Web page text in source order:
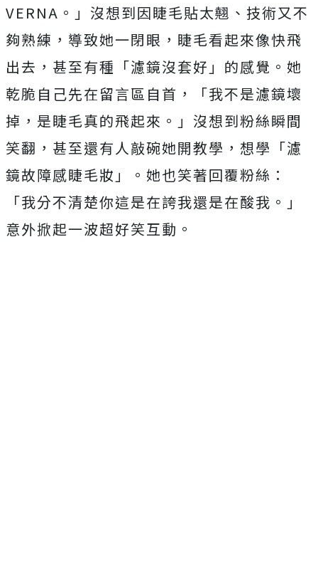
VERNA 。」沒想到因睫毛貼太翹、技術又不
夠熟練，導致她一閉眼， 睫毛看起來像快飛
出去，甚至有種「濾鏡沒套好」的感覺。 她
乾脆自己先在留言區自首，「我不是濾鏡壞
掉， 是睫毛真的飛起來。」沒想到粉絲瞬間
笑翻， 甚至還有人敲碗她開教學，想學「濾
鏡故障感睫毛妝」。 她也笑著回覆粉絲：
「我分不清楚你這是在誇我還是在酸我。」
意外掀起一波超好笑互動。